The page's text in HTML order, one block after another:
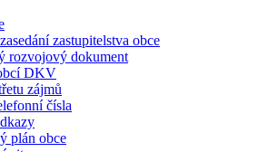
zastupitelstva obce
rozvojový dokument
DKV
zájmů
čísla
plán obce